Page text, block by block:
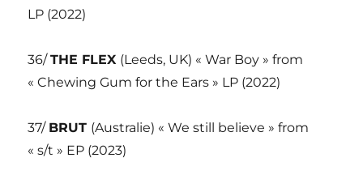
LP (2022)
36/THE FLEX (Leeds, UK) « War Boy » from
« Chewing Gum for the Ears » LP (2022)
37/ BRUT (Australie) « We still believe » from
« s/t » EP (2023)